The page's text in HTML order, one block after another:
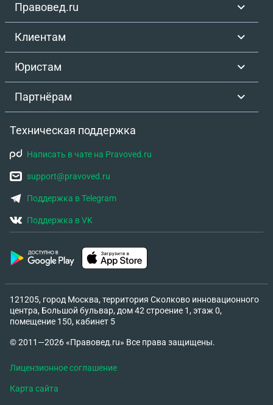
время со мной никто не связывался (ни звонков,
выплаты не поступали, официальных документов
понять: законны ли действия работодателя; могут
обязаны ли они были оформить простой и
выплачивать зарплату; как правильно защитить
свои права и взыскать выплаты.
Правовед.ru
Клиентам
Юристам
Партнёрам
Техническая поддержка
Написать в чате на Pravoved.ru
support@pravoved.ru
Поддержка в Telegram
Поддержка в VK
121205, город Москва, территория Сколково инновационного
центра, Большой бульвар, дом 42 строение 1, этаж 0,
помещение 150, кабинет 5
© 2011—2026 «Правовед.ru» Все права защищены.
Лицензионное соглашение
Карта сайта